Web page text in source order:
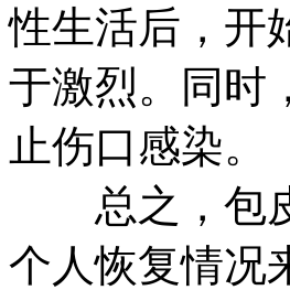
性生活后，开
于激烈。同时
止伤口感染。
总之，包皮
个人恢复情况